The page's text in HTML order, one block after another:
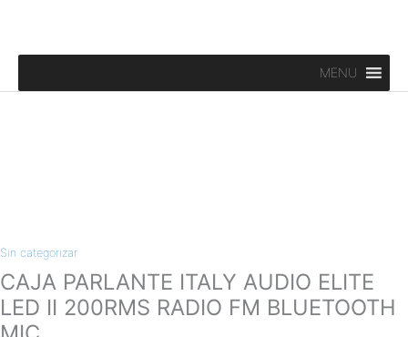
contenido
MENU
Sin categorizar
CAJA PARLANTE ITALY AUDIO ELITE
LED II 200RMS RADIO FM BLUETOOTH
AUDIO
ELITE
LED
II